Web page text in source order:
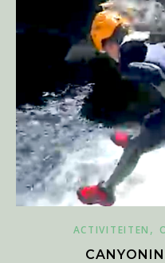
ACTIVITEITEN ,